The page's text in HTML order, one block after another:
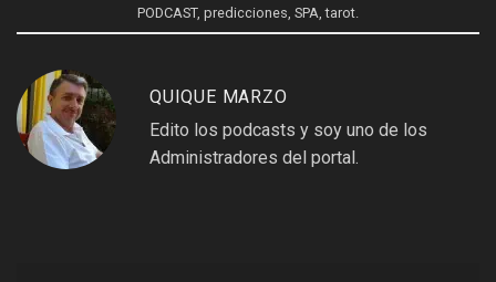
PODCAST, predicciones SPA ,tarot
QUIQUE MARZO
Edito los podcasts y soy uno de los
Administradores del portal.